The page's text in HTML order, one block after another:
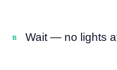
B Wait — no lights